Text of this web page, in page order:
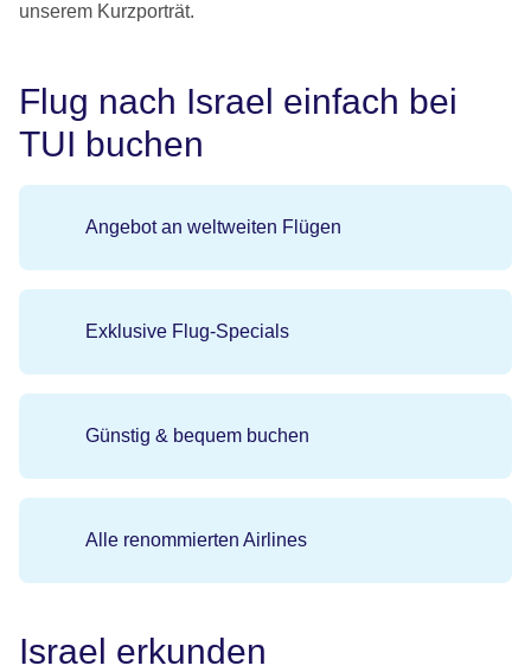
unserem Kurzporträt.
Flug nach Israel einfach bei
TUI buchen
Angebot an weltweiten Flügen
Exklusive Flug-Specials
Günstig & bequem buchen
Alle renommierten Airlines
Israel erkunden